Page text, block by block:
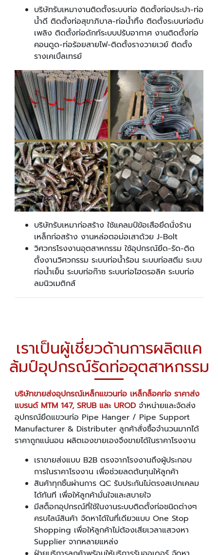
บริษัทรับเหมางานติดตั้งระบบท่อ ติดตั้งท่อประปา-ท่อ
น้ำดี ติดตั้งท่อสุขาภิบาล-ท่อน้ำทิ้ง ติดตั้งระบบท่อดับ
เพลิง ติดตั้งท่อดักท์ระบบปรับอากาศ งานติดตั้งท่อ
คอนดูด-ท่อร้อยสายไฟ-ติดตั้งรางวายเวย์ ติดตั้ง
รางเคเบิ้ลเทรย์
บริษัทรับเหมาก่อสร้าง ใช้แคลมป์ข้อเสือยึดนั่งร้าน
เหล็กก่อสร้าง งานหล่อตอม่อเสาด้วย J-Bolt
วิศวกรโรงงานอุตสาหกรรม ใช้อุปกรณ์ยึด-รัด-ติด
ตั้งงานวิศวกรรม ระบบท่อน้ำร้อน ระบบท่อสตีม ระบบ
ท่อน้ำเย็น ระบบท่อก๊าซ ระบบท่อไฮดรอลิค ระบบท่อ
ลมนิวเมติกส์
เราเป็นผู้เชี่ยวด้านการผลิตแค
ล้มป์อุปกรณ์รัดท่ออุตสาหกรรม
บริษัทขายส่งอุปกรณ์เหล็กแขวนท่อ เหล็กล็อคท่อ ราคาส่ง
แบรนด์MTM 147, SRUB และ URODจำหน่ายและจัดส่ง
อุปกรณ์ยึดแขวนท่อ Pipe Hanger / Pipe Support
Manufacturer & Distributer ลูกค้าสั่งซื้อจำนวนมากได้
ราคาถูกแน่นอน ผลิตเองขายเองจึงขายได้ในราคาโรงงาน
เราขายส่งแบบ B2B ตรงจากโรงงานถึงผู้ประกอบ
การในราคาโรงงาน เพื่อช่วยลดต้นทุนให้ลูกค้า
สินค้าทุกชิ้นผ่านการ QC รับประกันไม่ตรงสเปกเคลม
ได้ทันที เพื่อให้ลูกค้ามั่นใจและสบายใจ
มีสต็อกอุปกรณ์ที่ใช้ในงานระบบติดตั้งท่อชนิดต่างๆ
ครบไลน์สินค้า จัดหาได้ในที่เดียวแบบ One Stop
Shopping เพื่อให้ลูกค้าไม่ต้องเสียเวลาแสวงหา
Supplier จากหลายแหล่ง